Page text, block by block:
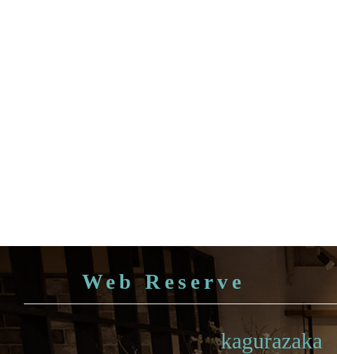
Web Reserve
kagurazaka